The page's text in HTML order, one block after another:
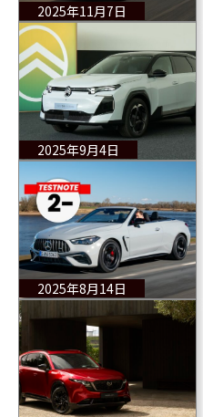
2025年11月7日
2025年9月4日
2025年8月14日